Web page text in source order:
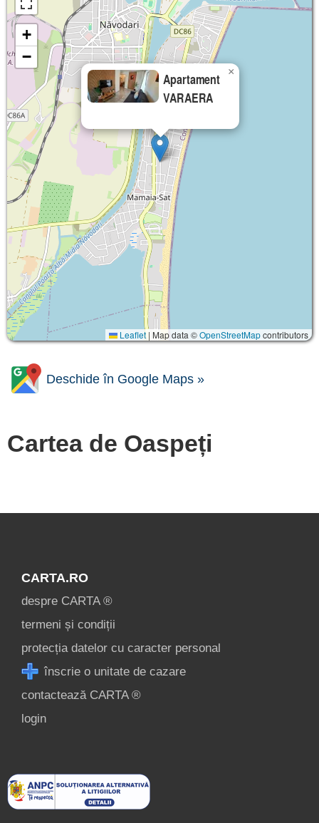
Apartament
VARAERA
×
+
−
Leaflet | Map data ©OpenStreetMapcontributors
Deschide în Google Maps »
Cartea de Oaspeți
CARTA.RO
despre CARTA ®
termeni și condiții
protecția datelor cu caracter personal
înscrie o unitate de cazare
contactează CARTA ®
login